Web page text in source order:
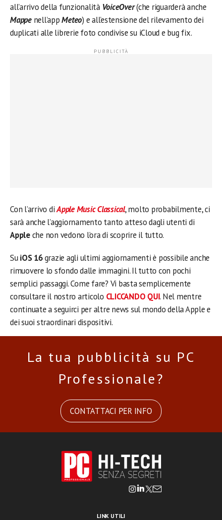
all’arrivo della funzionalità VoiceOver(che riguarderà anche
Mappenell’appMeteo) e all’estensione del rilevamento dei
duplicati alle librerie foto condivise su iCloud e bug fix.
Con l’arrivo diApple Music Classical, molto probabilmente, ci
sarà anche l’aggiornamento tanto atteso dagli utenti di
Appleche non vedono l’ora di scoprire il tutto.
SuiOS 16grazie agli ultimi aggiornamenti è possibile anche
rimuovere lo sfondo dalle immagini. Il tutto con pochi
semplici passaggi. Come fare? Vi basta semplicemente
consultare il nostro articolo CLICCANDO QUI. Nel mentre
continuate a seguirci per altre news sul mondo della Apple e
dei suoi straordinari dispositivi.
La tua pubblicità su PC
Professionale?
CONTATTACI PER INFO
LINK UTILI